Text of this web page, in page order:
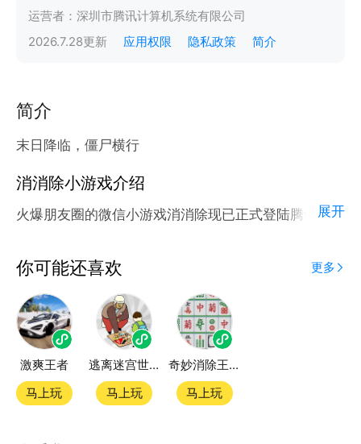
运营者： 深圳市腾讯计算机系统有限公司
2026.7.28更新 应用权限 隐私政策 简介
简介
末日降临，僵尸横行
消消除小游戏介绍
火爆朋友圈的微信小游戏消消除现已正式登陆腾讯应用
应用宝为腾讯官方游戏平台，收录海量正版授权的高热
度精品小游戏。直接搜索或者在小游戏 tab 发现热门
消消除小游戏双平台畅玩
官方授权，在电脑上和手机上双端都能直接畅玩微信小
游戏
展开
你可能还喜欢 更多
激爽王者
马上玩
逃离迷宫世界
马上玩
奇妙消除王游戏
马上玩